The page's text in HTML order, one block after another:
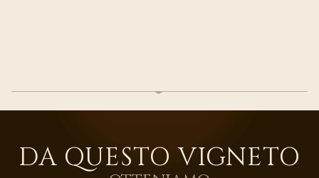
DA QUESTO VIGNETO